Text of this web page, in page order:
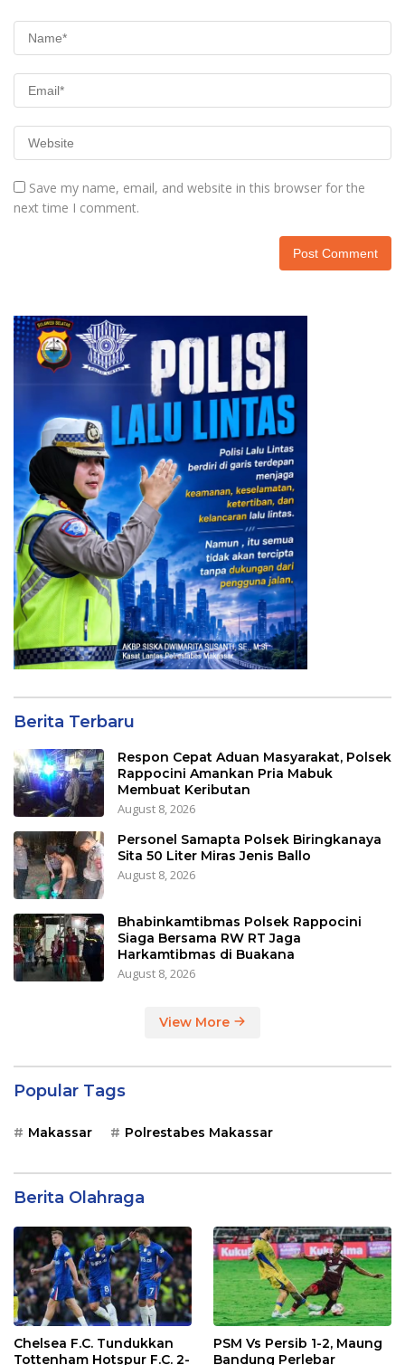
Save my name, email, and website in this browser for the
next time I comment.
Berita Terbaru
Respon Cepat Aduan Masyarakat, Polsek
Rappocini Amankan Pria Mabuk
Membuat Keributan
August 8, 2026
Personel Samapta Polsek Biringkanaya
Sita 50 Liter Miras Jenis Ballo
August 8, 2026
Bhabinkamtibmas Polsek Rappocini
Siaga Bersama RW RT Jaga
Harkamtibmas di Buakana
August 8, 2026
View More
Popular Tags
Makassar Polrestabes Makassar
Berita Olahraga
Chelsea F.C. Tundukkan
Tottenham Hotspur F.C. 2-
PSM Vs Persib 1-2, Maung
Bandung Perlebar